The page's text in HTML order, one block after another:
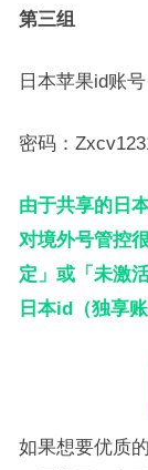
第三组
日本苹果id账
密码：
由于共享的日
对境外号管控
定」或「未激
日本id（独享
如果想要优质